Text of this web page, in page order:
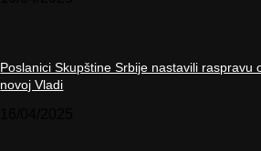
Poslanici Skupštine Srbije nastavili raspravu
novoj Vladi